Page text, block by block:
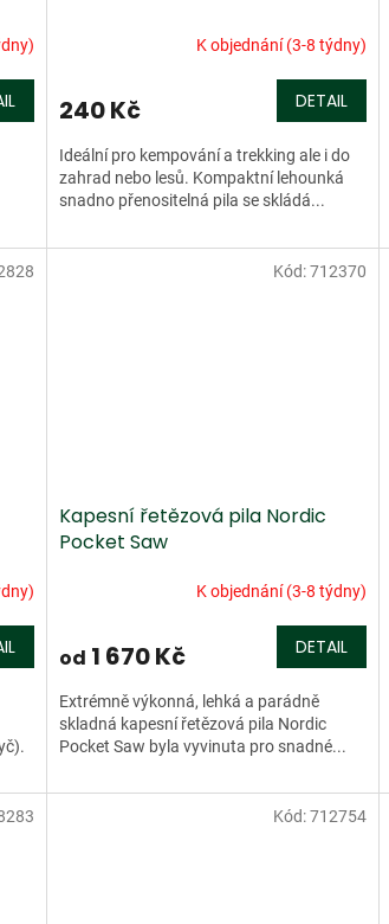
K objednání (3-8 týdny)
240 Kč DETAIL
Ideální pro kempování a trekking ale i do
zahrad nebo lesů. Kompaktní lehounká
snadno přenositelná pila se skládá...
Kapesní řetězová pila Nordic
Pocket Saw
K objednání (3-8 týdny)
od 1 670 Kč DETAIL
Extrémně výkonná, lehká a parádně
skladná kapesní řetězová pila Nordic
Pocket Saw byla vyvinuta pro snadné...
Kód:712370
Kód:712754